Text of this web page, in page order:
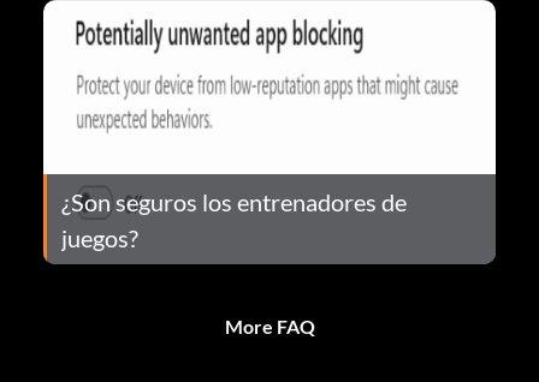
¿Son seguros los entrenadores de
juegos?
More FAQ